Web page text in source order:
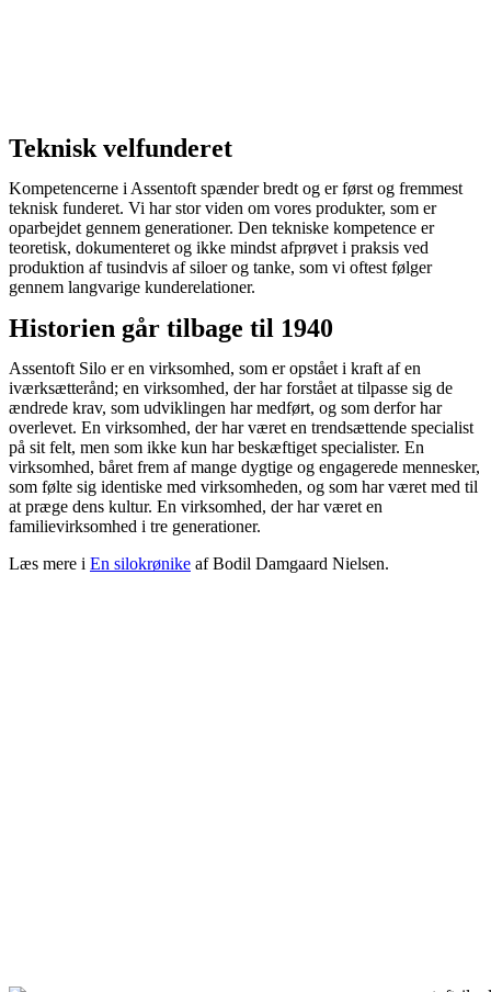
Teknisk velfunderet
Kompetencerne i Assentoft spænder bredt og er først og fremmest
teknisk funderet. Vi har stor viden om vores produkter, som er
oparbejdet gennem generationer. Den tekniske kompetence er
teoretisk, dokumenteret og ikke mindst afprøvet i praksis ved
produktion af tusindvis af siloer og tanke, som vi oftest følger
gennem langvarige kunderelationer.
Historien går tilbage til 1940
Assentoft Silo er en virksomhed, som er opstået i kraft af en
iværksætterånd; en virksomhed, der har forstået at tilpasse sig de
ændrede krav, som udviklingen har medført, og som derfor har
overlevet. En virksomhed, der har været en trendsættende specialist
på sit felt, men som ikke kun har beskæftiget specialister. En
virksomhed, båret frem af mange dygtige og engagerede mennesker,
som følte sig identiske med virksomheden, og som har været med til
at præge dens kultur. En virksomhed, der har været en
familievirksomhed i tre generationer.
Læs mere i En silokrønike af Bodil Damgaard Nielsen.